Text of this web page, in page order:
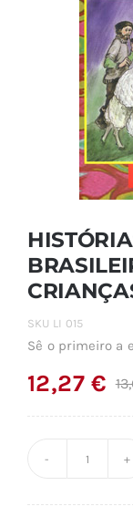
SKU LI 015
Sê o primeiro a
12,27€